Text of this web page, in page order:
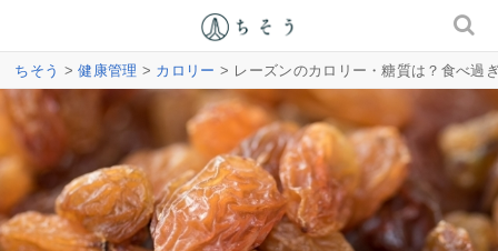
ちそう >健康管理 > カロリー > レーズンのカロリー・糖質は？食べ過